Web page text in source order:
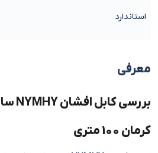
استاندارد
معرفی
کرمان 100 متری